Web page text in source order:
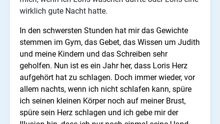
wirklich gute Nacht hatte.
In den schwersten Stunden hat mir das Gewichte
stemmen im Gym, das Gebet, das Wissen um Judith
und meine Kindern und das Schreiben sehr
geholfen. Nun ist es ein Jahr her, dass Loris Herz
aufgehört hat zu schlagen. Doch immer wieder, vor
allem nachts, wenn ich nicht schlafen kann, spüre
ich seinen kleinen Körper noch auf meiner Brust,
spüre sein Herz schlagen und ich gebe mir der